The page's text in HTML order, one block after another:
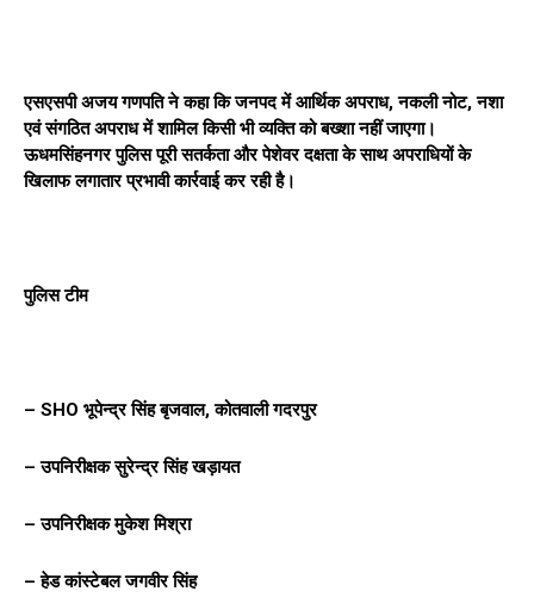
एसएसपी अजय गणपति ने कहा कि जनपद में आर्थिक अपराध, नकली नोट, नशा
एवं संगठित अपराध में शामिल किसी भी व्यक्ति को बख्शा नहीं जाएगा।
ऊधमसिंहनगर पुलिस पूरी सतर्कता और पेशेवर दक्षता के साथ अपराधियों के
खिलाफ लगातार प्रभावी कार्रवाई कर रही है।
पुलिस टीम
– SHO भूपेन्द्र सिंह बृजवाल, कोतवाली गदरपुर
– उपनिरीक्षक सुरेन्द्र सिंह खड़ायत
– उपनिरीक्षक मुकेश मिश्रा
– हेड कांस्टेबल जगवीर सिंह